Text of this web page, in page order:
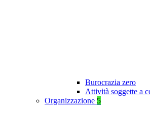
Burocrazia zero
Attività soggette a
Organizzazione 5